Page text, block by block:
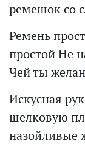
ремешок со
Ремень
простой Не
Чей ты
Искусная
шелковую
назойливые